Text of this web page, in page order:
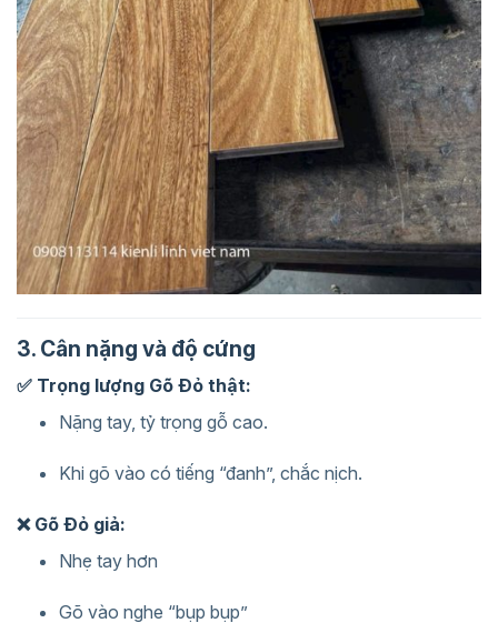
3. Cân nặng và độ cứng
✅ Trọng lượng Gõ Đỏ thật:
Nặng tay, tỷ trọng gỗ cao.
Khi gõ vào có tiếng “đanh”, chắc nịch.
❌ Gõ Đỏ giả:
Nhẹ tay hơn
Gõ vào nghe “bụp bụp”